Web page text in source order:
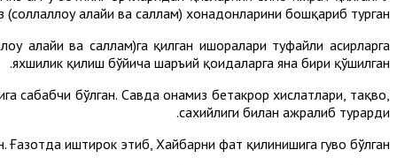
алайҳи ва саллам) хонадон­ларини бошқариб турган.
алайҳи ва саллам)га қилган ишорала­ри туфайли асирларга
яхшилик қилиш бўйича шаръий қоидаларга яна бири қўшилган.
са­бабчи бўлган. Савда онамиз бетакрор хислатлари, тақво,
сахийлиги билан аж­ралиб турарди.
иштирок этиб, Хайбарни фатҳ қилинишига гувоҳ бўлган.